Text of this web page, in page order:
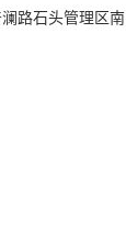
路石头管理区南